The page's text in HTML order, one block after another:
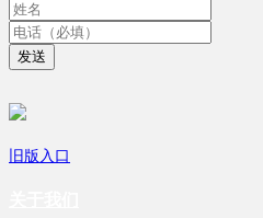
发送
旧版入口